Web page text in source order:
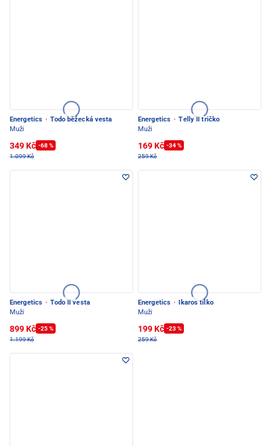
Energetics · Todo běžecká vesta
Muži
349 Kč -68 %
1.099 Kč
Energetics · Telly II tričko
Muži
169 Kč -34 %
259 Kč
Energetics · Todo II vesta
Muži
899 Kč -25 %
1.199 Kč
Energetics ·
Ikaros tílko
Muži
199 Kč -23 %
259 Kč